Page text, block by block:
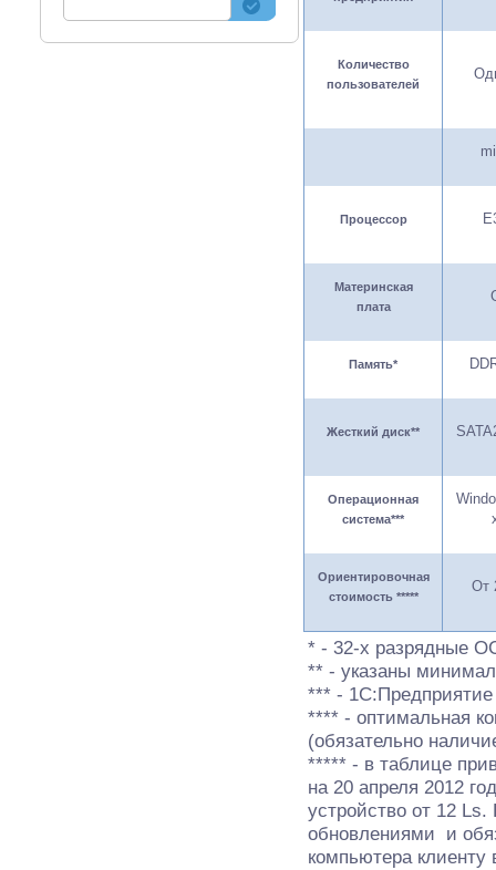
Количество
пользователей
Процессор
Материнская
плата
Память*
Жесткий диск**
Операционная
система***
Ориентировочная
стоимость *****
От
* - 32-x разрядные
** - указаны
*** -
**** - оптимальная
(обязательно
***** - в таблице
на 20 апреля 2012
устройство от 12
обновлениями и
компьютера клиенту